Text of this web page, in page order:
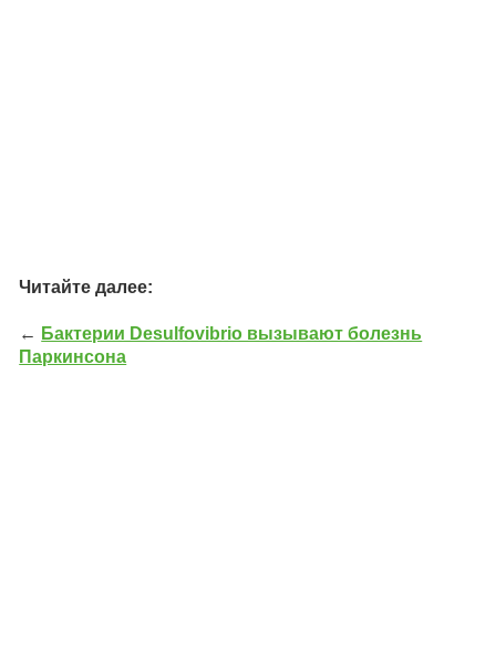
Читайте далее:
← Бактерии Desulfovibrio вызывают болезнь
Паркинсона